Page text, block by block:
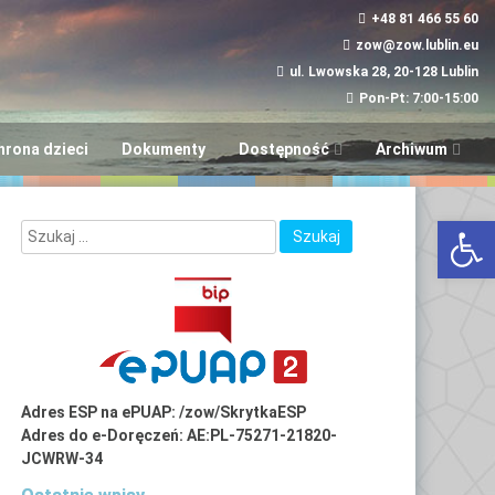
+48 81 466 55 60
zow@zow.lublin.eu
ul. Lwowska 28, 20-128 Lublin
Pon-Pt: 7:00-15:00
dzieci Dokumenty Dostępność
dostępności
Archiwum
LUBinclusiON
Adres ESP na ePUAP: /zow/SkrytkaESP
Adres do e-Doręczeń: AE:PL-75271-21820-
JCWRW-34